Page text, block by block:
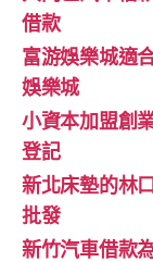
借款
富游娛樂城適
娛樂城
小資本加盟創
登記
新北床墊的林
批發
新竹汽車借款